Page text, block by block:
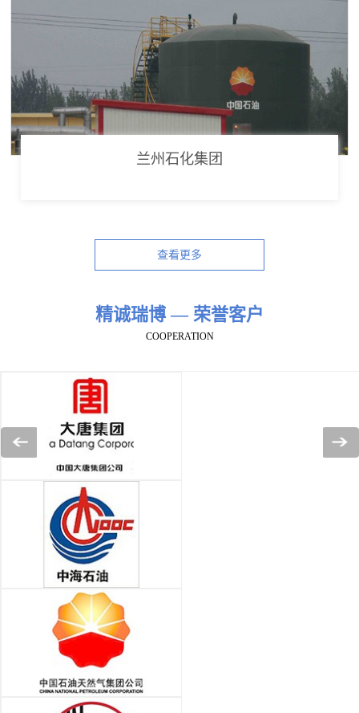
兰州石化集团
查看更多
精诚瑞博 — 荣誉客户
COOPERATION